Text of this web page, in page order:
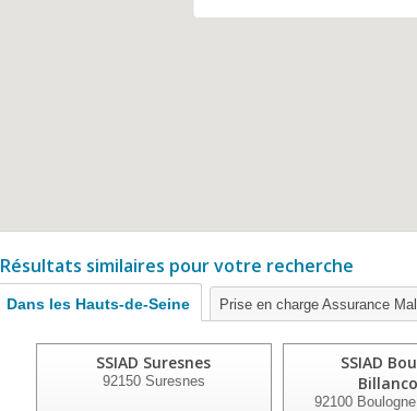
Résultats similaires pour votre recherche
Dans les Hauts-de-Seine Prise en charge Assurance
SSIAD Suresnes
92150Suresnes
SSIAD
92100